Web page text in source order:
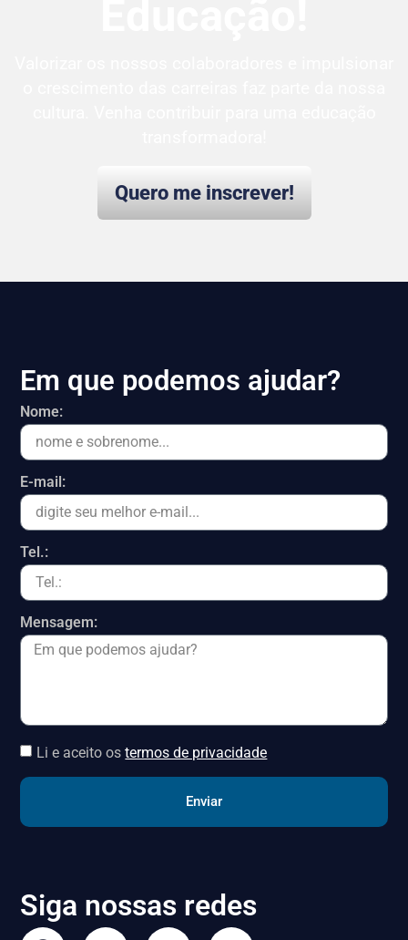
Quero me inscrever!
Em que podemos ajudar?
Nome:
E-mail:
Tel.:
Mensagem:
Li e aceito ostermos de privacidade
Enviar
Siga nossas redes